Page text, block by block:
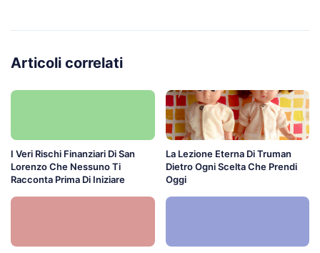
Articoli correlati
I Veri Rischi Finanziari Di San
Lorenzo Che Nessuno Ti
Racconta Prima Di Iniziare
La Lezione Eterna Di Truman
Dietro Ogni Scelta Che Prendi
Oggi